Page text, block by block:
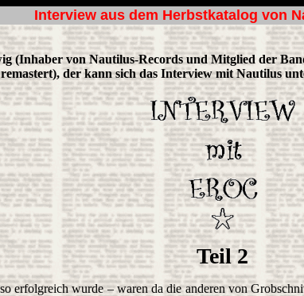
Interview aus dem Herbstkatalog von
(Inhaber von Nautilus-Records und Mitglied der
der kann sich das Interview mit Nautilus
Teil 2
erfolgreich wurde – waren da die anderen von